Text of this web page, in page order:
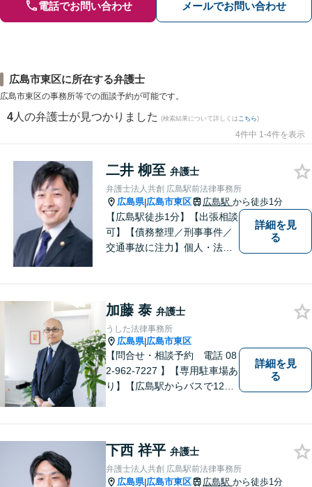
電話でお問い合わせ メールでお問い合わせ
広島市東区に所在する弁護士
広島市東区の事務所等での面談予約が可能です。
4 人の弁護士が見つかりました (検索結果について詳しくは こちら)
4件中 1-4件を表示
二井 柳至 弁護士
弁護士法人共創 広島駅前法律事務所
広島県|広島市東区 広島駅 から徒歩1分
【広島駅徒歩1分】【出張相談
可】【債務整理／刑事事件／
交通事故に注力】個人・法人
の「平和」が実現できるよ
う、依頼者一人ひとりに寄り
添い、解決へ導きます。
詳細を見
る
加藤 泰 弁護士
うした法律事務所
広島県|広島市東区
【問合せ・相談予約 電話 08
2-962-7227 】【専用駐車場あ
り】【広島駅からバスで12
お電話ください。
詳細を見
る
下西 祥平 弁護士
弁護士法人共創 広島駅前法律事務所
広島県|広島市東区 広島駅 から徒歩1分